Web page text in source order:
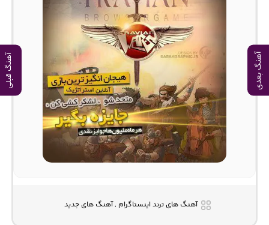
آهنگ بعدی آهنگ قبلی
آهنگ های ترند اینستاگرام , آهنگ های جدید